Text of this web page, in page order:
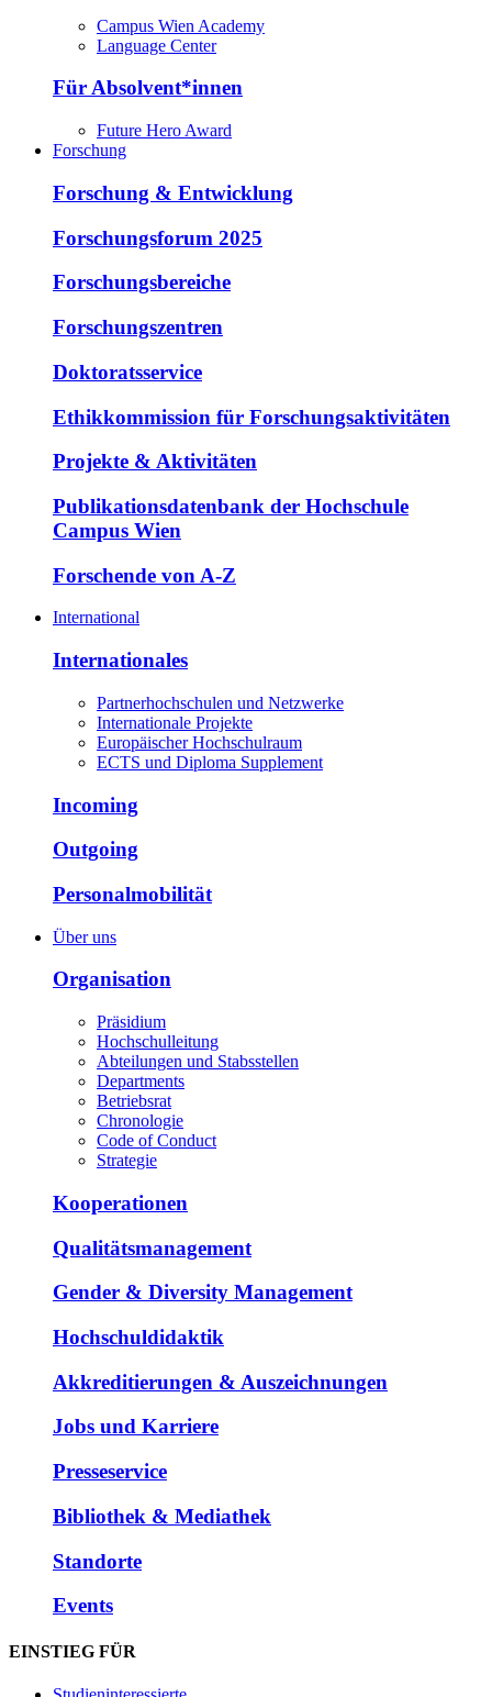
Campus Wien Academy
Language Center
Für Absolvent*innen
Future Hero Award
Forschung
Forschung & Entwicklung
Forschungsforum 2025
Forschungsbereiche
Forschungszentren
Doktoratsservice
Ethikkommission für Forschungsaktivitäten
Projekte & Aktivitäten
Publikationsdatenbank der Hochschule
Campus Wien
Forschende von A-Z
International
Internationales
Partnerhochschulen und Netzwerke
Internationale Projekte
Europäischer Hochschulraum
ECTS und Diploma Supplement
Incoming
Outgoing
Personalmobilität
Über uns
Organisation
Präsidium
Hochschulleitung
Abteilungen und Stabsstellen
Departments
Betriebsrat
Chronologie
Code of Conduct
Strategie
Kooperationen
Qualitätsmanagement
Gender & Diversity Management
Hochschuldidaktik
Akkreditierungen & Auszeichnungen
Jobs und Karriere
Presseservice
Bibliothek & Mediathek
Standorte
Events
EINSTIEG FÜR